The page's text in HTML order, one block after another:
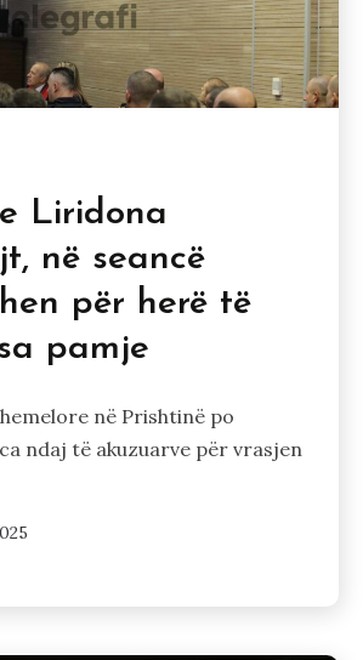
Liridona
në seancë
për herë të
pamje
në Prishtinë po
ndaj të akuzuarve për vrasjen